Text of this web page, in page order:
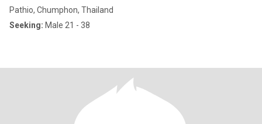
Pathio, Chumphon, Thailand
Seeking: Male 21 - 38